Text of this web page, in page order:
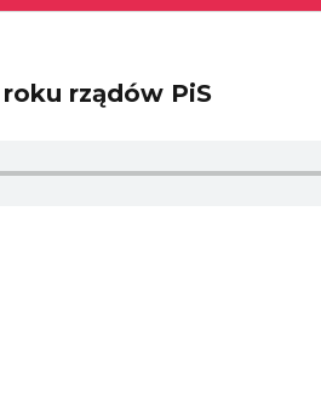
rządów PiS